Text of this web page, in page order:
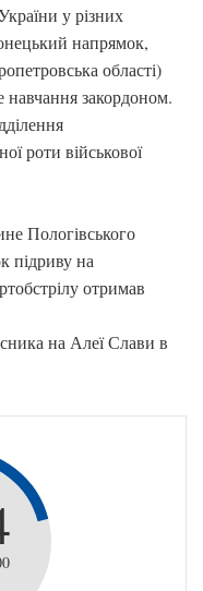
у різних
напрямок,
області)
закордоном.
роти військової
Пологівського
підриву на
отримав
на Алеї Слави в